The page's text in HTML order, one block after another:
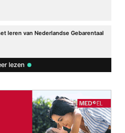
leren van Nederlandse Gebarentaal
lezen